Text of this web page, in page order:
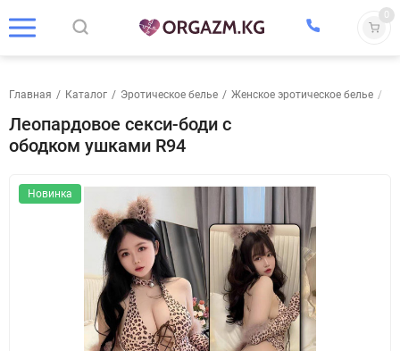
0
Главная / Каталог / Эротическое белье / Женское эротическое белье /
Леопардовое секси-боди с
ободком ушками R94
Новинка